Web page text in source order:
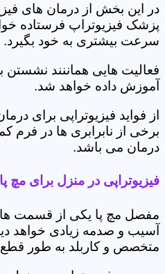
در این بخش از درمان های
پزشک فیزیوتراپ فرستاده
سرعت بیشتری به خود بگیرد.
فعالیت هایی هماننند
آموزش داده خواهد شد.
از فواید فیزیوتراپی برای
برخی از نابرابری ها در
درمان می باشد.
فیزیوتراپی در منزل برای مچ پا
مفصل مچ پا یکی از قسمت
آسیب و صدمه زیادی خواهد
متخصص و کاربلد به طور